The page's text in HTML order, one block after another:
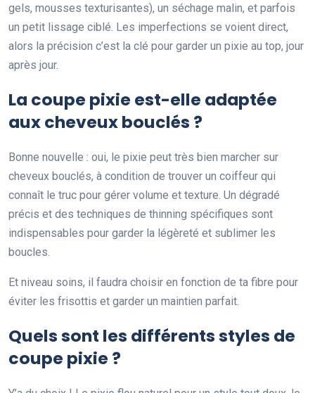
gels, mousses texturisantes), un séchage malin, et parfois
un petit lissage ciblé. Les imperfections se voient direct,
alors la précision c’est la clé pour garder un pixie au top, jour
après jour.
La coupe pixie est-elle adaptée
aux cheveux bouclés ?
Bonne nouvelle : oui, le pixie peut très bien marcher sur
cheveux bouclés, à condition de trouver un coiffeur qui
connaît le truc pour gérer volume et texture. Un dégradé
précis et des techniques de thinning spécifiques sont
indispensables pour garder la légèreté et sublimer les
boucles.
Et niveau soins, il faudra choisir en fonction de ta fibre pour
éviter les frisottis et garder un maintien parfait.
Quels sont les différents styles de
coupe pixie ?